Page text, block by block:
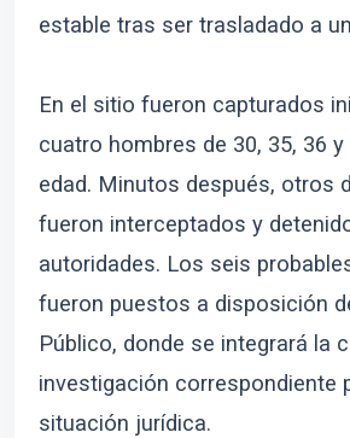
estable tras ser trasladado a
En el sitio fueron capturados
cuatro hombres de 30, 35, 36
edad. Minutos después, otros
fueron interceptados y
autoridades. Los seis
fueron puestos a disposición
Público, donde se integrará la
investigación correspondiente
situación jurídica.